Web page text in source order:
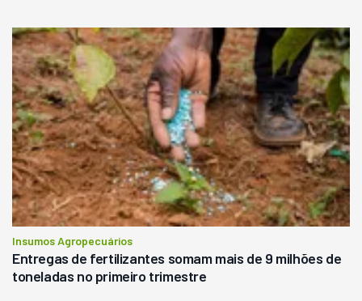
Insumos Agropecuários
Entregas de fertilizantes somam mais de 9 milhões de
toneladas no primeiro trimestre